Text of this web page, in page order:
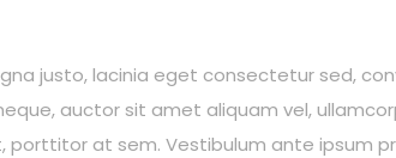
justo, lacinia eget consectetur sed,
auctor sit amet aliquam vel,
porttitor at sem. Vestibulum ante ipsum